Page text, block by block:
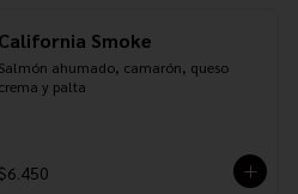
California Smoke
Salmón ahumado, camarón, queso
crema y palta
$6.450